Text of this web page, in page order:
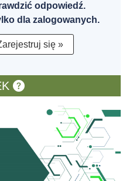
odpowiedź.
dla zalogowanych.
się »